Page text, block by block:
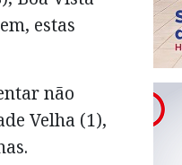
estas
não
Velha (1),